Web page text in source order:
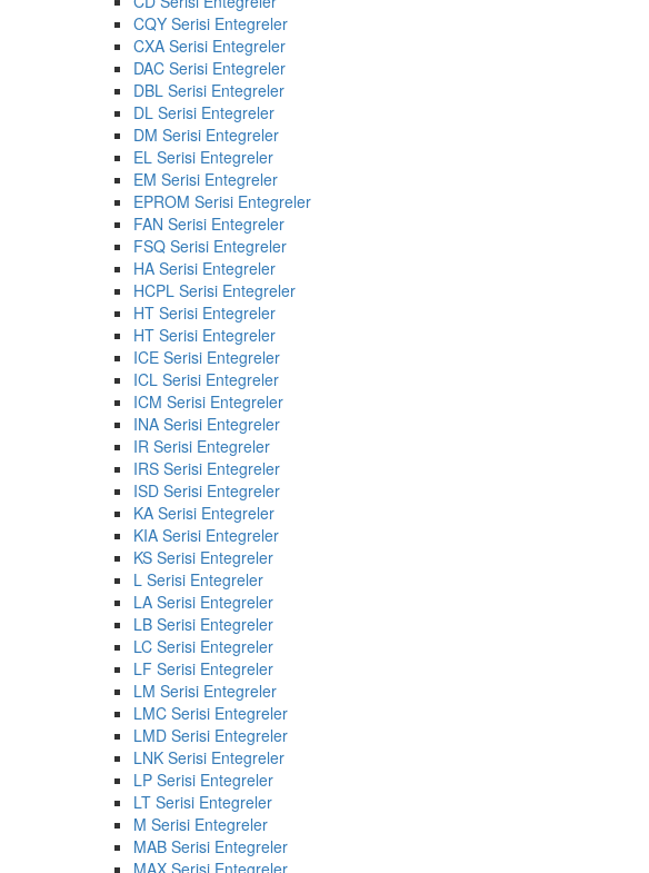
CQY Serisi Entegreler
CXA Serisi Entegreler
DAC Serisi Entegreler
DBL Serisi Entegreler
DL Serisi Entegreler
DM Serisi Entegreler
EL Serisi Entegreler
EM Serisi Entegreler
EPROM Serisi Entegreler
FAN Serisi Entegreler
FSQ Serisi Entegreler
HA Serisi Entegreler
HCPL Serisi Entegreler
HT Serisi Entegreler
HT Serisi Entegreler
ICE Serisi Entegreler
ICL Serisi Entegreler
ICM Serisi Entegreler
INA Serisi Entegreler
IR Serisi Entegreler
IRS Serisi Entegreler
ISD Serisi Entegreler
KA Serisi Entegreler
KIA Serisi Entegreler
KS Serisi Entegreler
L Serisi Entegreler
LA Serisi Entegreler
LB Serisi Entegreler
LC Serisi Entegreler
LF Serisi Entegreler
LM Serisi Entegreler
LMC Serisi Entegreler
LMD Serisi Entegreler
LNK Serisi Entegreler
LP Serisi Entegreler
LT Serisi Entegreler
M Serisi Entegreler
MAB Serisi Entegreler